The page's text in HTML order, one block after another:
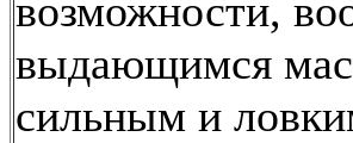
возможности,
выдающимся
сильным и